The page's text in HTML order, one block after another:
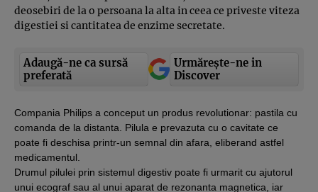
deosebiri de la o persoana la alta in ceea ce priveste viteza
digestiei si cantitatea de enzime secretate.
Adaugă-ne ca sursă
preferată
Urmărește-ne in
Discover
Compania Philips a conceput un produs revolutionar: pastila cu
comanda de la distanta. Pilula e prevazuta cu o cavitate ce
poate fi deschisa printr-un semnal din afara, eliberand astfel
medicamentul.
Drumul pilulei prin sistemul digestiv poate fi urmarit cu ajutorul
unui ecograf sau al unui aparat de rezonanta magnetica, iar